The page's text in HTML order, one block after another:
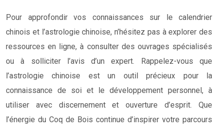
Pour approfondir vos connaissances sur le calendrier
chinois et l’astrologie chinoise, n’hésitez pas à explorer des
ressources en ligne, à consulter des ouvrages spécialisés
ou à solliciter l’avis d’un expert. Rappelez-vous que
l’astrologie chinoise est un outil précieux pour la
connaissance de soi et le développement personnel, à
utiliser avec discernement et ouverture d’esprit. Que
l’énergie du Coq de Bois continue d’inspirer votre parcours